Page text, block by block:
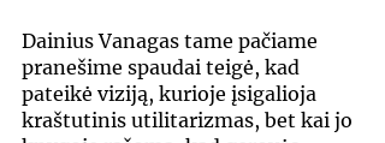
Dainius Vanagas tame pačiame
pranešime spaudai teigė, kad
pateikė viziją, kurioje įsigalioja
kraštutinis utilitarizmas, bet kai jo